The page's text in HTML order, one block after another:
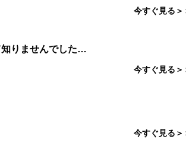
今すぐ見る＞
りませんでした…
今すぐ見る＞
今すぐ見る＞